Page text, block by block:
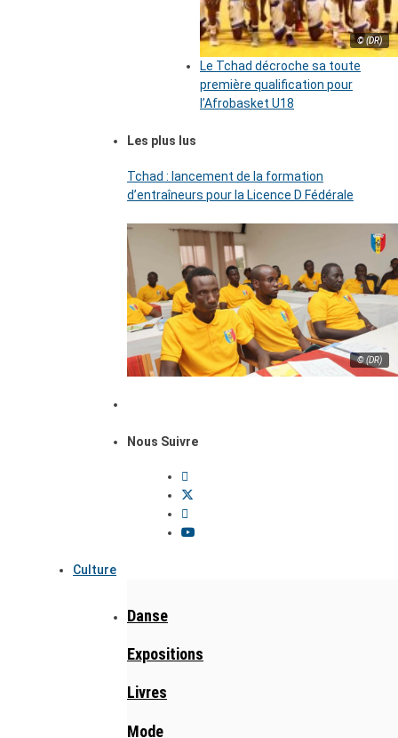
© (DR)
Le Tchad décroche sa toute
première qualification pour
l’Afrobasket U18
Les plus lus
Tchad : lancement de la formation
d’entraîneurs pour la Licence D Fédérale
© (DR)
Nous Suivre
Culture
Danse
Expositions
Livres
Mode